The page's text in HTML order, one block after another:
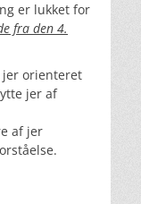
er lukket for
fra den 4.
orienteret
jer af
af jer